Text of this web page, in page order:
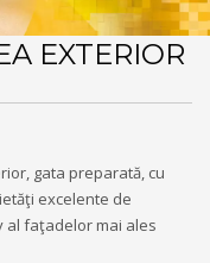
EXTERIOR
gata preparată, cu
excelente de
al faţadelor mai ales